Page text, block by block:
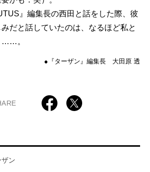
』編集長の西田と話をした際、彼
だと話していたのは、なるほど私と
……。
●『ターザン』編集長 大田原 透
ザン